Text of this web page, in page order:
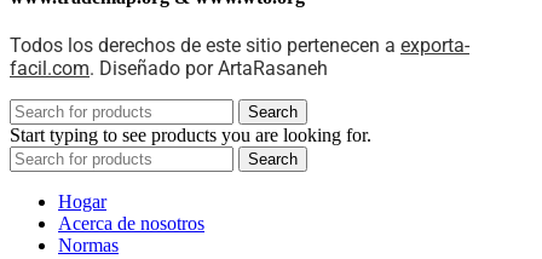
Todos los derechos de este sitio pertenecen a exporta-
facil.com. Diseñado por ArtaRasaneh
Search
Start typing to see products you are looking for.
Search
Hogar
Acerca de nosotros
Normas